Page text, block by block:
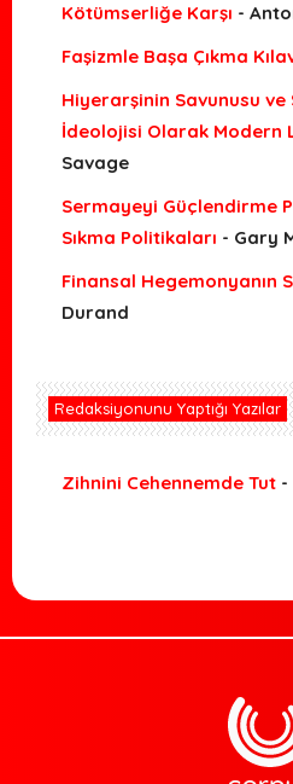
Kötümserliğe Karşı -
Faşizmle Başa Çıkma
Hiyerarşinin Savunusu
İdeolojisi Olarak Modern
Savage
Sermayeyi Güçlendirme
Sıkma Politikaları - Gary
Finansal Hegemonyanın
Durand
Redaksiyonunu Yaptığı Yazılar
Zihnini Cehennemde Tut -